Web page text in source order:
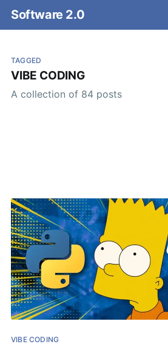
Software 2.0
TAGGED
VIBE CODING
A collection of 84 posts
VIBE CODING